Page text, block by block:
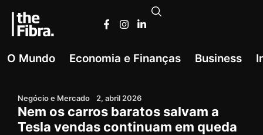
O Mundo Economia e Finanças Business
Negócio e Mercado 2, abril 2026
Nem os carros baratos salvam a
Tesla vendas continuam em queda